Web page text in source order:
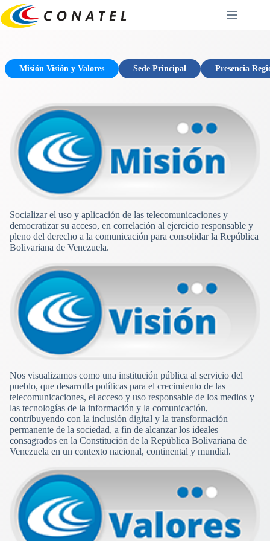
Saltar
al
contenido
Misión Visión y Valores Sede Principal Presencia
Socializar el uso y aplicación de las telecomunicaciones y
democratizar su acceso, en correlación al ejercicio responsable y
pleno del derecho a la comunicación para consolidar la República
Bolivariana de Venezuela.
Nos visualizamos como una institución pública al servicio del
pueblo, que desarrolla políticas para el crecimiento de las
telecomunicaciones, el acceso y uso responsable de los medios y
las tecnologías de la información y la comunicación,
contribuyendo con la inclusión digital y la transformación
permanente de la sociedad, a fin de alcanzar los ideales
consagrados en la Constitución de la República Bolivariana de
Venezuela en un contexto nacional, continental y mundial.